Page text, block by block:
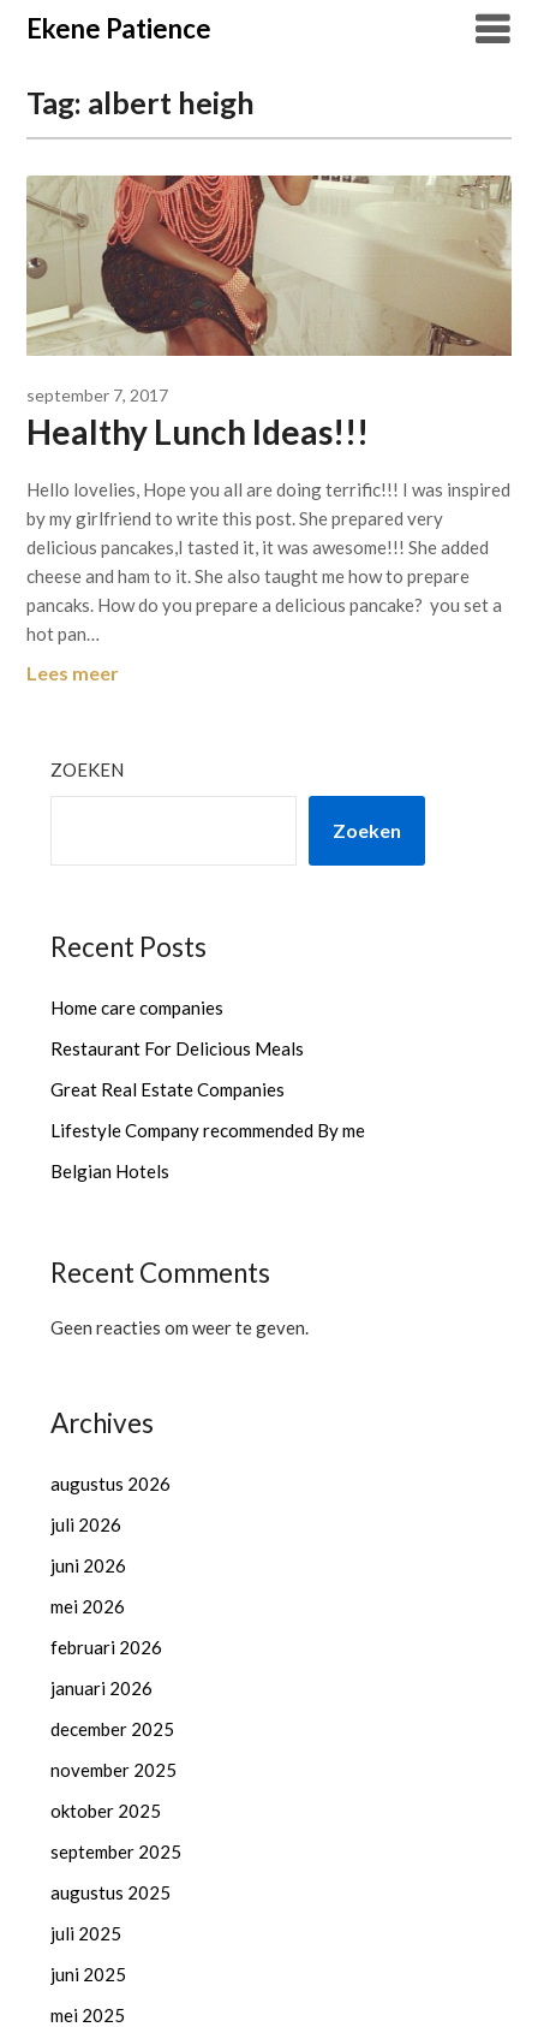
Overslaan
naar
Ekene Patience
Tag: albert heigh
september 7, 2017
Healthy Lunch Ideas!!!
Hello lovelies, Hope you all are doing terrific!!! I was inspired
by my girlfriend to write this post. She prepared very
delicious pancakes,I tasted it, it was awesome!!! She added
cheese and ham to it. She also taught me how to prepare
pancaks. How do you prepare a delicious pancake? you set a
hot pan…
Lees meer
ZOEKEN
Zoeken
Recent Posts
Home care companies
Restaurant For Delicious Meals
Great Real Estate Companies
Lifestyle Company recommended By me
Belgian Hotels
Recent Comments
Geen reacties om weer te geven.
Archives
augustus 2026
juli 2026
juni 2026
mei 2026
februari 2026
januari 2026
december 2025
november 2025
oktober 2025
september 2025
augustus 2025
juli 2025
juni 2025
mei 2025